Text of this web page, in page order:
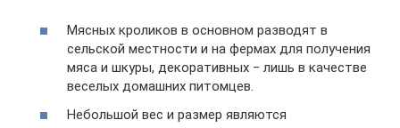
Мясных кроликов в основном разводят в
сельской местности и на фермах для получения
мяса и шкуры, декоративных ‒ лишь в качестве
веселых домашних питомцев.
Небольшой вес и размер являются